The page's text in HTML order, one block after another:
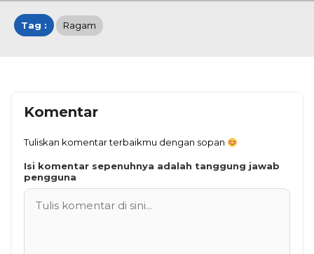
Tag : Ragam
Komentar
Tuliskan komentar terbaikmu dengan sopan
Isi komentar sepenuhnya adalah tanggung jawab
pengguna